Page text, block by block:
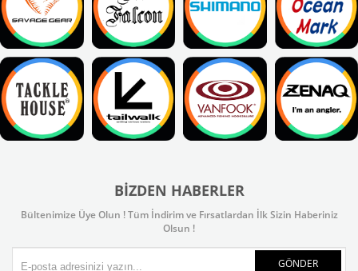
BIZDEN HABERLER
Bültenimize Üye Olun ! Tüm İndirim ve Fırsatlardan İlk Sizin Haberiniz
Olsun !
GÖNDER